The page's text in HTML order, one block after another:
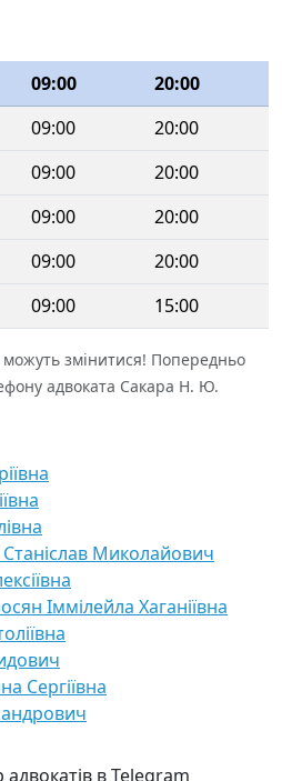
09:00
20:00
09:00
20:00
09:00
20:00
09:00
20:00
09:00
20:00
09:00 15:00
змінитися! Попередньо
адвоката Сакара Н. Ю.
Миколайович
Іммілейла Хаганіївна
Сергіївна
адвокатів в Telegram